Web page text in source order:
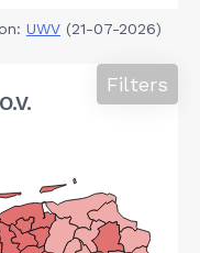
UWV (21-07-2026)
Filters